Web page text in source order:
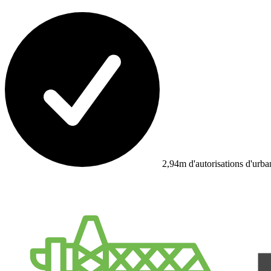
2,94m d'autorisations